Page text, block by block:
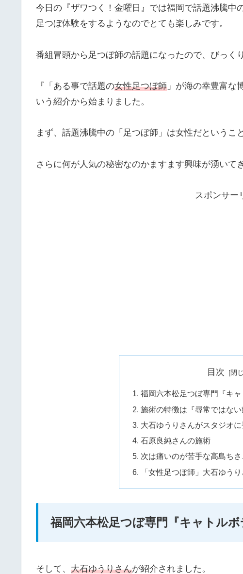
今日の『ザワつく！金曜日』では福岡で話題沸騰中
足つぼ体験をするようなのでとても楽しみです。
番組冒頭から足つぼ師の話題になったので、びっく
『「ある事で話題の女性足つぼ師 」が海の幸豊富な
いう紹介から始まりました。
まず、話題沸騰中の「足つぼ師」は女性だというこ
さらに何が人気の秘密なのかますます興味が湧いて
スポンサー
目次
福岡六本松足つぼ専門『キ
施術の特徴は『尋常ではない
大石ゆうりさんがスタジオ
石原良純さんの施術
次は痛いのが苦手な高島ち
「女性足つぼ師」大石ゆう
福岡六本松足つぼ専門『キャトル
そして、 大石ゆうりさんが紹介されました。